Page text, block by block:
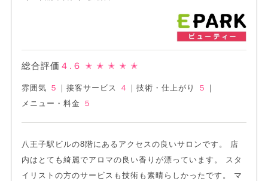
総合評価 ４.６ ✭ ✭ ✭ ✭ ✭
雰囲気 ５ ｜接客サービス ４ ｜技術・仕上がり ５
｜
メニュー・料金
５
八王子駅ビルの8階にあるアクセスの良いサロンです。 店
内はとても綺麗でアロマの良い香りが漂っています。 スタ
イリストの方のサービスも技術も素晴らしかったです。 マ